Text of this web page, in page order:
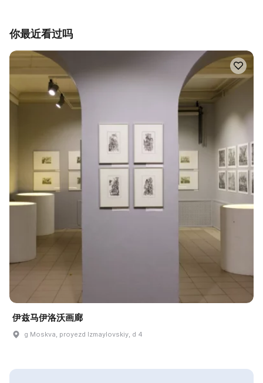
你最近看过吗
伊兹马伊洛沃画廊
g Moskva, proyezd Izmaylovskiy, d 4